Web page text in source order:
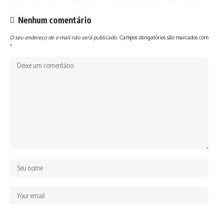
Nenhum comentário
O seu endereço de e-mail não será publicado. Campos obrigatórios são marcados com
*